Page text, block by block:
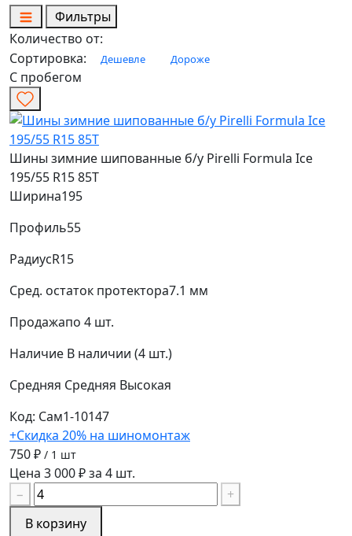
Фильтры
Количество от:
Сортировка:
Дешевле Дороже
С пробегом
Шины зимние шипованные б/у Pirelli Formula Ice
195/55 R15 85T
Ширина195
Профиль55
РадиусR15
Сред. остаток протектора7.1 мм
Продажапо 4 шт.
Наличие В наличии (4 шт.)
Средняя Средняя Высокая
Код: Сам1-10147
+Скидка 20% на шиномонтаж
750 ₽ / 1 шт
Цена 3 000 ₽ за 4 шт.
−
+
В корзину